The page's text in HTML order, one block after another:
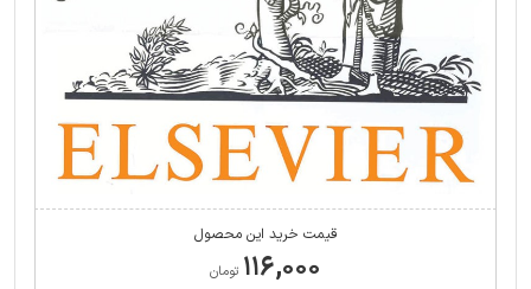
قیمت خرید این محصول
۱۱۶,۰۰۰ تومان